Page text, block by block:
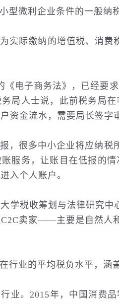
型微利企业条件的一般纳
实际缴纳的增值税、消费
《电子商务法》，已经要
局人士说，此前税务局
资金流水，需要局长签字
，很多中小企业将应纳
服务，让账目在低报的
入个人账户。
大学税收筹划与法律研究中
C2C卖家——主要是自然
行业的平均税负水平，涵
业。2015年，中国消费